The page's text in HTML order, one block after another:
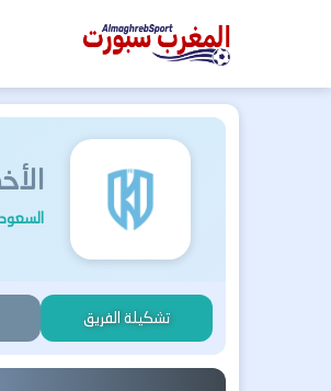
المغرب
تشكيلة الفريق